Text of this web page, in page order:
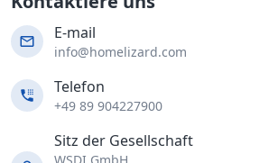
E-mail
info@homelizard.com
Telefon
+49 89 904227900
Sitz der Gesellschaft